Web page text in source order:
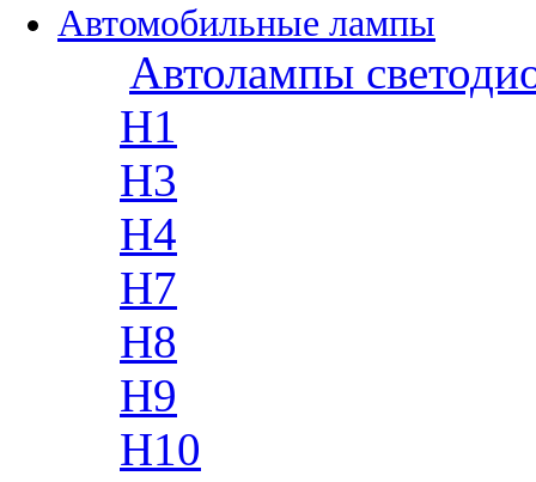
Автомобильные лампы
Автолампы
H1
H3
H4
H7
H8
H9
H10